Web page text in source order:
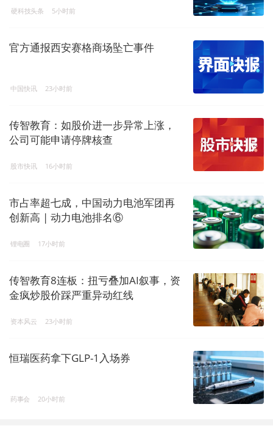
硬科技头条 5小时前
官方通报西安赛格商场坠亡事件
中国快讯 23小时前
传智教育：如股价进一步异常上涨，
公司可能申请停牌核查
股市快讯 16小时前
市占率超七成，中国动力电池军团再
创新高 | 动力电池排名⑥
锂电圈 17小时前
传智教育8连板：扭亏叠加AI叙事，资
金疯炒股价踩严重异动红线
资本风云 23小时前
恒瑞医药拿下GLP-1入场券
药事会 20小时前